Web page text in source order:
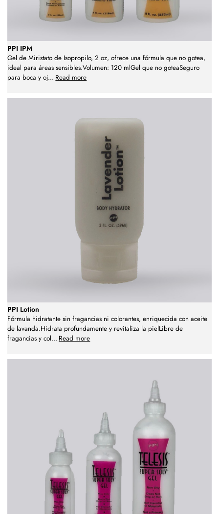
PPI IPM
Gel de Miristato de Isopropilo, 2 oz, ofrece una fórmula que no gotea,
ideal para áreas sensibles.Volumen: 120 mlGel que no goteaSeguro
para boca y oj... Read more
PPI Lotion
Fórmula hidratante sin fragancias ni colorantes, enriquecida con aceite
de lavanda.Hidrata profundamente y revitaliza la pielLibre de
fragancias y col... Read more